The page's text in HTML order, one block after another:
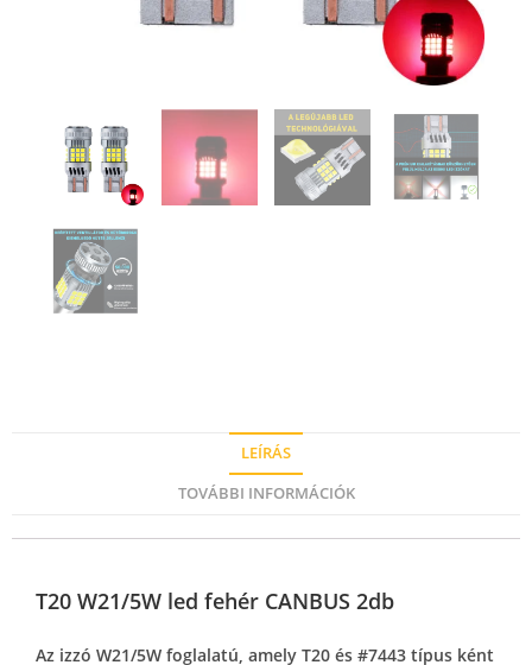
LEÍRÁS
TOVÁBBI INFORMÁCIÓK
T20 W21/5W led fehér CANBUS 2db
Az izzó W21/5W foglalatú, amely T20 és #7443 típus ként